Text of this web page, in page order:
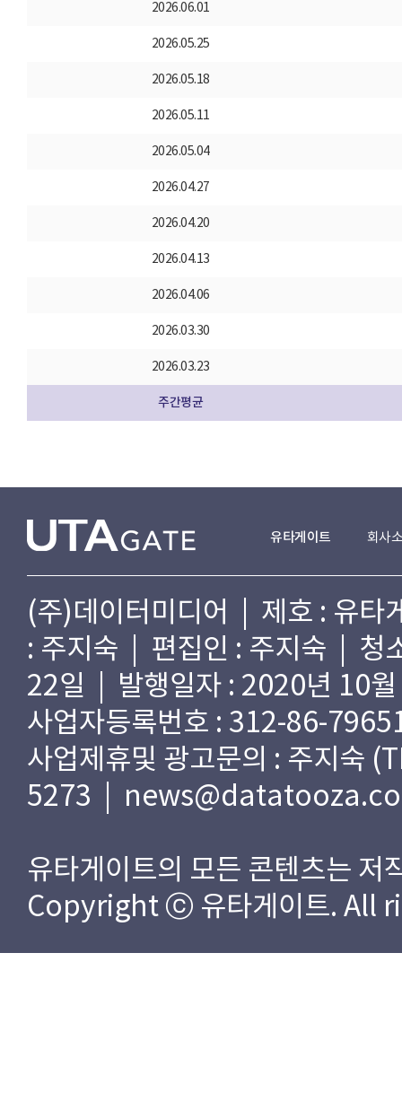
2026.06.01
2026.05.25
2026.05.18
2026.05.11
2026.05.04
2026.04.27
2026.04.20
2026.04.13
2026.04.06
2026.03.30
2026.03.23
주간평균
유타게이트 회사
(주)데이터미디어 | 제호 : 유
: 주지숙 | 편집인 : 주지숙 | 청
22일 | 발행일자 : 2020년 10
사업자등록번호 : 312-86-
사업제휴및 광고문의 : 주지숙
5273 |
유타게이트의 모든 콘텐츠는 저
Copyright ⓒ 유타게이트. All